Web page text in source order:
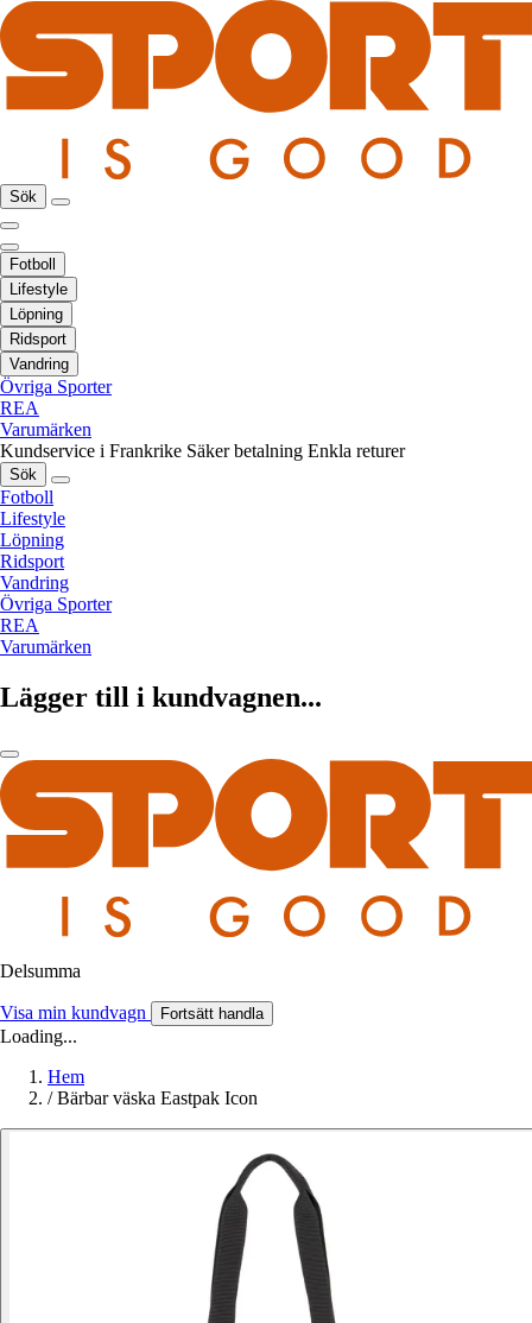
Sök
Fotboll
Lifestyle
Löpning
Ridsport
Vandring
Övriga Sporter
REA
Varumärken
Kundservice i Frankrike Säker betalning Enkla returer
Sök
Fotboll
Lifestyle
Löpning
Ridsport
Vandring
Övriga Sporter
REA
Varumärken
Lägger till i kundvagnen...
Delsumma
Visa min kundvagn Fortsätt handla
Loading...
Hem
/ Bärbar väska Eastpak Icon